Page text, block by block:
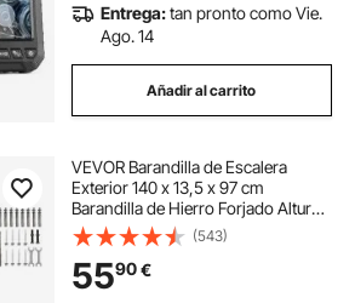
Entrega:tan pronto como Vie.
Ago. 14
Añadir al carrito
VEVOR Barandilla de Escalera
Exterior 140 x 13,5 x 97 cm
Barandilla de Hierro Forjado Altura y
Ángulo Ajustable Pasamanos
Exterior Portal para 3 Escalones
Barandilla de Escalera Negro
Entrada Jardín
(543)
5590€